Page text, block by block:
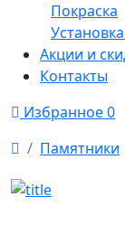
Покраска
Акции и
Контакты
Избранное0
Памятники